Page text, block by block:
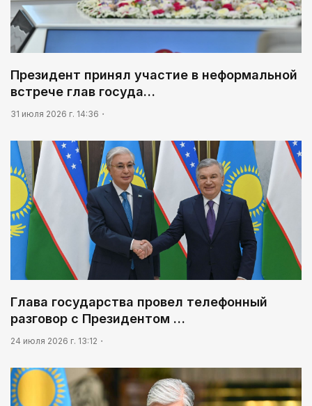
Президент принял участие в неформальной
встрече глав госуда…
31 июля 2026 г. 14:36
Глава государства провел телефонный
разговор с Президентом …
24 июля 2026 г. 13:12